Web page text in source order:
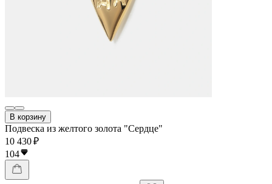
В корзину
Подвеска из желтого золота "Сердце"
10 430 ₽
104